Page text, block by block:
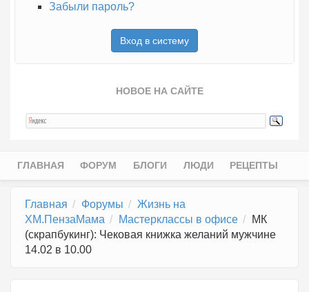
Забыли пароль?
НОВОЕ НА САЙТЕ
Главное меню
ГЛАВНАЯ ФОРУМ БЛОГИ ЛЮДИ РЕЦЕПТЫ
Главная Форумы
Жизнь на
ХМ.ПензаМама
Мастерклассы в офисе
МК
(скрапбукинг): Чековая книжка желаний мужчине
14.02 в 10.00